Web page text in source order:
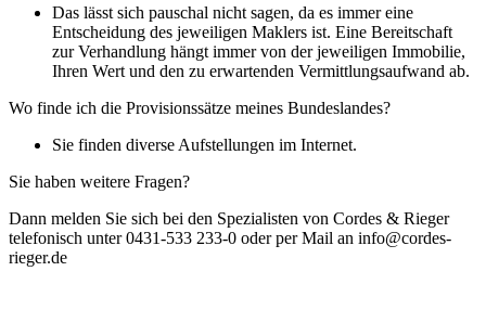
Das lässt sich pauschal nicht sagen, da es immer eine
Entscheidung des jeweiligen Maklers ist. Eine Bereitschaft
zur Verhandlung hängt immer von der jeweiligen Immobilie,
Ihren Wert und den zu erwartenden Vermittlungsaufwand ab.
Wo finde ich die Provisionssätze meines Bundeslandes?
Sie finden diverse Aufstellungen im Internet.
Sie haben weitere Fragen?
Dann melden Sie sich bei den Spezialisten von Cordes & Rieger
telefonisch unter 0431-533 233-0 oder per Mail an info@cordes-
rieger.de